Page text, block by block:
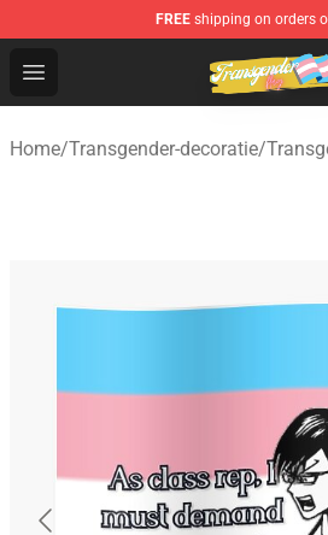
FREE shipping on orders
Open menu
Transgender Flag Store - The
Home/Transgender-decoratie/